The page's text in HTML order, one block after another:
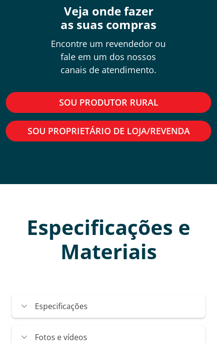
Veja onde fazer
as suas compras
Encontre um revendedor ou
fale em um dos nossos
canais de atendimento.
SOU PRODUTOR RURAL
SOU PROPRIETÁRIO DE LOJA/REVENDA
Especificações e
Materiais
Especificações
Fotos e vídeos